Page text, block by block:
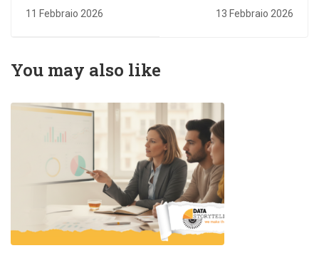
cosa fa, quali
competenze
11 Febbraio 2026
grafico a barre?
cosa scegliere per
13 Febbraio 2026
You may also like